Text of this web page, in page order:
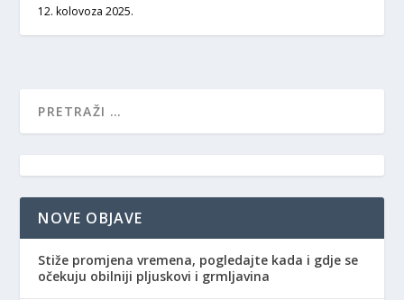
12. kolovoza 2025.
NOVE OBJAVE
Stiže promjena vremena, pogledajte kada i gdje se
očekuju obilniji pljuskovi i grmljavina